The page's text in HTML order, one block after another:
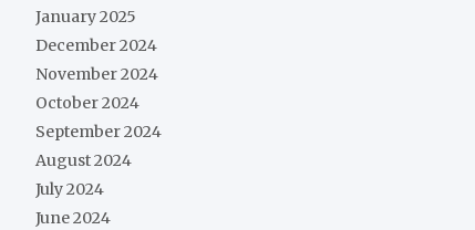
January 2025
December 2024
November 2024
October 2024
September 2024
August 2024
July 2024
June 2024